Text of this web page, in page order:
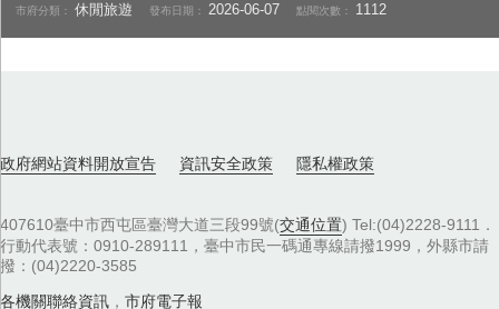
市府分類：休閒旅遊 發布日期： 2026-06-07 點閱次數： 1112
政府網站資料開放宣告 資訊安全政策 隱私權政策
407610臺中市西屯區臺灣大道三段99號(交通位置) Tel:(04)2228-9111．
行動代表號：0910-289111，臺中市民一碼通專線請撥1999，外縣市請
撥：(04)2220-3585
各機關聯絡資訊 ， 市府電子報